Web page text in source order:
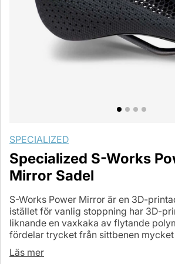
SPECIALIZED
Specialized S-Works
Mirror Sadel
S-Works Power Mirror är en 3D-
istället för vanlig stoppning har 3D-
liknande en vaxkaka av flytande
fördelar trycket från sittbenen
Läs mer